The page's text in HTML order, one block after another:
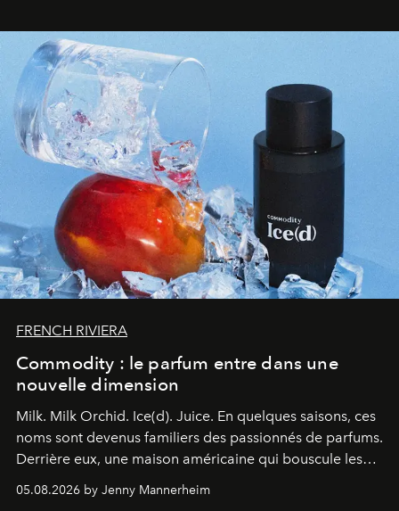
FRENCH RIVIERA
Commodity : le parfum entre dans une
nouvelle dimension
Milk. Milk Orchid. Ice(d). Juice. En quelques saisons, ces
noms sont devenus familiers des passionnés de parfums.
Derrière eux, une maison américaine qui bouscule les
une approche aussi intuitive que personnelle :
05.08.2026 by Jenny Mannerheim